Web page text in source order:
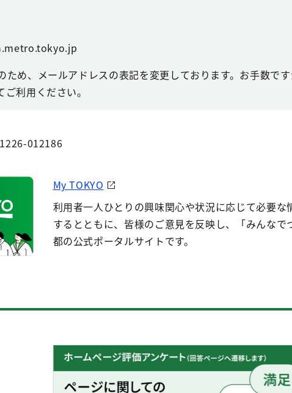
ため、メールアドレスの表記を変更しております。お手数で
利用ください。
012186
My TOKYO
利用者一人ひとりの興味関心や状況に応じて必要な
するとともに、皆様のご意見を反映し、「みんなで
都の公式ポータルサイトです。